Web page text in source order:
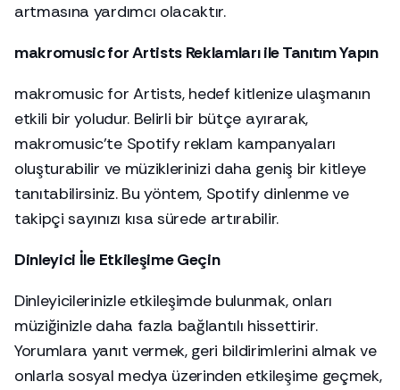
artmasına yardımcı olacaktır.
makromusic for Artists Reklamları ile Tanıtım Yapın
makromusic for Artists, hedef kitlenize ulaşmanın
etkili bir yoludur. Belirli bir bütçe ayırarak,
makromusic'te Spotify reklam kampanyaları
oluşturabilir ve müziklerinizi daha geniş bir kitleye
tanıtabilirsiniz. Bu yöntem, Spotify dinlenme ve
takipçi sayınızı kısa sürede artırabilir.
Dinleyici İle Etkileşime Geçin
Dinleyicilerinizle etkileşimde bulunmak, onları
müziğinizle daha fazla bağlantılı hissettirir.
Yorumlara yanıt vermek, geri bildirimlerini almak ve
onlarla sosyal medya üzerinden etkileşime geçmek,